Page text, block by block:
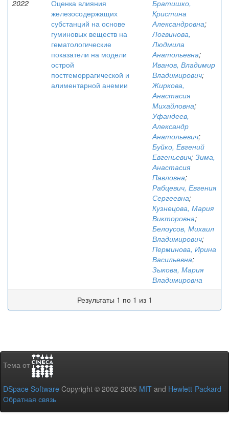
2022
Оценка влияния
железосодержащих
субстанций на основе
гуминовых веществ на
гематологические
показатели на модели
острой
постгеморрагической и
алиментарной анемии
Братишко,
Кристина
Александровна;
Логвинова,
Людмила
Анатольевна;
Иванов, Владимир
Владимирович;
Жиркова,
Анастасия
Михайловна;
Уфандеев,
Александр
Анатольевич;
Буйко, Евгений
Евгеньевич; Зима,
Анастасия
Павловна;
Рабцевич, Евгения
Сергеевна;
Кузнецова, Мария
Викторовна;
Белоусов, Михаил
Владимирович;
Перминова, Ирина
Васильевна;
Зыкова, Мария
Владимировна
Результаты 1 по 1 из 1
Тема от
DSpace Software Copyright © 2002-2005 MIT and Hewlett-Packard -
Обратная связь